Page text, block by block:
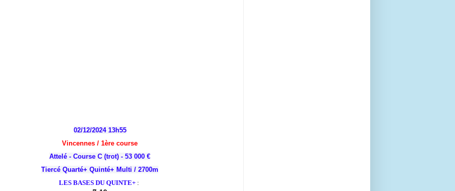
02/12/2024 13h55
Vincennes / 1ère course
Attelé - Course C (trot) - 53 000 €
Tiercé Quarté+ Quinté+ Multi / 2700m
LES BASES DU QUINTE+ :